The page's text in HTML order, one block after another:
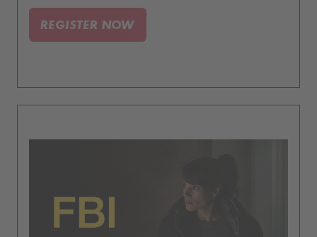
vysvětlit nebezpečí své práce.
REGISTER NOW